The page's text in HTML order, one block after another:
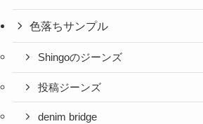
色落ちサンプル
Shingoのジーンズ
投稿ジーンズ
denim bridge